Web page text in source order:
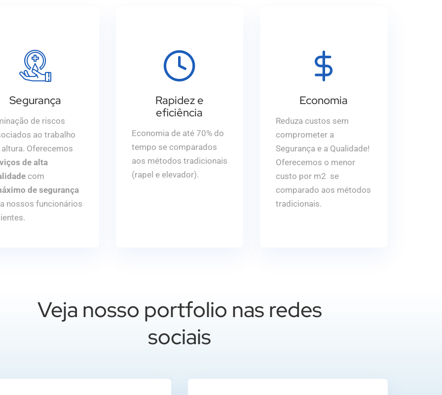
Segurança
de riscos
ao trabalho
Oferecemos
de alta
com
de segurança
nossos funcionários
Rapidez e
eficiência
Economia de até 70% do
tempo se comparados
aos métodos tradicionais
(rapel e elevador).
Economia
Reduza custos sem
comprometer a
Segurança e a Qualidade!
Oferecemos o menor
custo por m2 se
comparado aos métodos
tradicionais.
Veja nosso portfolio nas redes
sociais